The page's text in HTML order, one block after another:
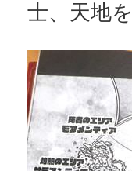
士、天地